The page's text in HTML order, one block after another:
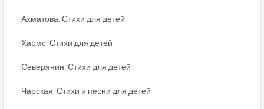
Ахматова. Стихи для детей
Хармс. Стихи для детей
Северянин. Стихи для детей
Чарская. Стихи и песни для детей